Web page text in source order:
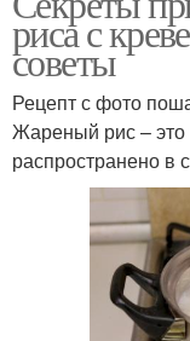
риса с
советы
Рецепт с фото
Жареный рис –
распространено в